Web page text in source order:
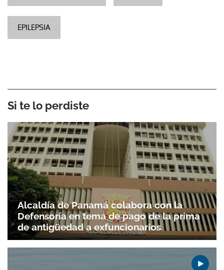
EPILEPSIA
Si te lo perdiste
Alcaldía de Panamá colabora con la
Defensoría en tema de pago de la prima
de antigüedad a exfuncionarios